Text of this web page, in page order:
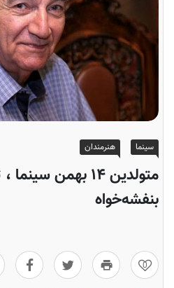
سینما هنرمندان
متولدین ۱۴ بهمن
بنفشه‌خواه
0